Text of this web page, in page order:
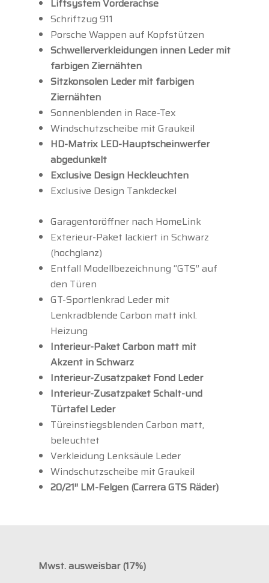
Liftsystem Vorderachse
Schriftzug 911
Porsche Wappen auf Kopfstützen
Schwellerverkleidungen innen Leder mit
farbigen Ziernähten
Sitzkonsolen Leder mit farbigen
Ziernähten
Sonnenblenden in Race-Tex
Windschutzscheibe mit Graukeil
HD-Matrix LED-Hauptscheinwerfer
abgedunkelt
Exclusive Design Heckleuchten
Exclusive Design Tankdeckel
Garagentoröffner nach HomeLink
Exterieur-Paket lackiert in Schwarz
(hochglanz)
Entfall Modellbezeichnung “GTS” auf
den Türen
GT-Sportlenkrad Leder mit
Lenkradblende Carbon matt inkl.
Heizung
Interieur-Paket Carbon matt mit
Akzent in Schwarz
Interieur-Zusatzpaket Fond Leder
Interieur-Zusatzpaket Schalt-und
Türtafel Leder
Türeinstiegsblenden Carbon matt,
beleuchtet
Verkleidung Lenksäule Leder
Windschutzscheibe mit Graukeil
20/21″ LM-Felgen (Carrera GTS Räder)
Mwst. ausweisbar (17%)